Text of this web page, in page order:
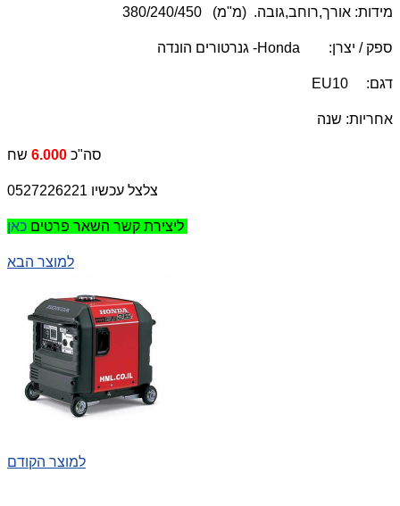
מידות: אורך,רוחב,גובה. (מ"מ) 380/240/450
ספק / יצרן: Honda- גנרטורים הונדה
דגם: EU10
אחריות: שנה
סה"כ 6.000 שח
ליצירת קשר השאר פרטים
למוצר הבא
למוצר הקודם